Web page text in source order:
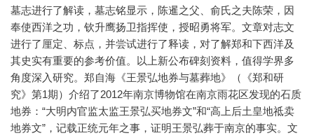
墓志进行了解读，墓志铭显示，陈暹之父、俞氏之夫陈荣，因
奉使西洋之功，钦升鹰扬卫指挥使，授昭勇将军。文章对志文
进行了厘定、标点，并尝试进行了释读，对了解郑和下西洋及
其史实有重要的参考价值。以上新公布碑刻资料，值得学界多
角度深入研究。郑自海《王景弘地券与墓葬地》（《郑和研
究》第1期）介绍了2012年南京博物馆在南京雨花区发现的石质
地券：“大明内官监太监王景弘买地券文”和“高上后土皇地祗卖
地券文”，记载正统元年之事，证明王景弘葬于南京的事实。文